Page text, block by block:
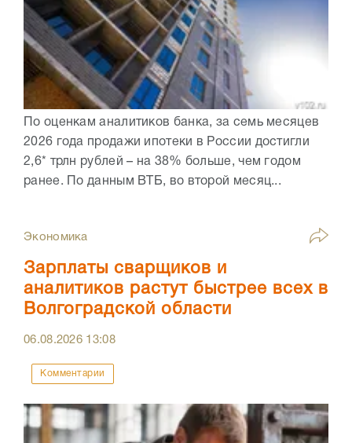
По оценкам аналитиков банка, за семь месяцев
2026 года продажи ипотеки в России достигли
2,6* трлн рублей – на 38% больше, чем годом
ранее. По данным ВТБ, во второй месяц...
Экономика
Зарплаты сварщиков и
аналитиков растут быстрее всех в
Волгоградской области
06.08.2026 13:08
Комментарии